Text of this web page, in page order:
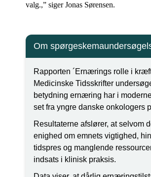
valg.,” siger Jonas Sørensen.
Om
Rapporten ´Ernærings rolle i
Medicinske Tidsskrifter
betydning ernæring har i
set fra yngre danske onkologers
Resultaterne afslører, at selvom
enighed om emnets vigtighed,
tidspres og manglende
indsats i klinisk praksis.